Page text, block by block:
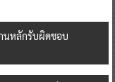
นหลักรับผิดชอบ